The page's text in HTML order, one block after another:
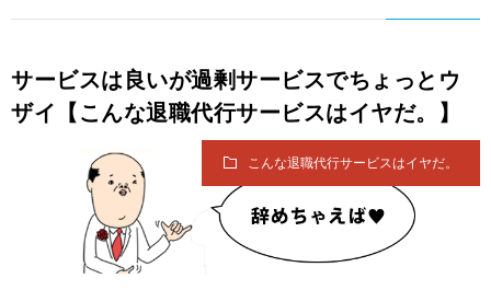
サービスは良いが過剰サービスでちょっとウ
ザイ【こんな退職代行サービスはイヤだ。】
こんな退職代行サービスはイヤだ。